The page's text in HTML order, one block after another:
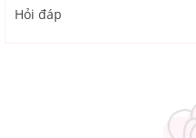
Hỏi đáp